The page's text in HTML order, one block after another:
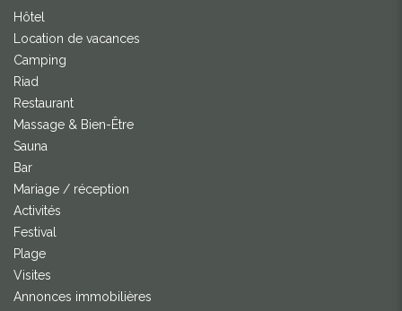
Hôtel
Location de vacances
Camping
Riad
Restaurant
Massage & Bien-Être
Sauna
Bar
Mariage / réception
Activités
Festival
Plage
Visites
Annonces immobilières